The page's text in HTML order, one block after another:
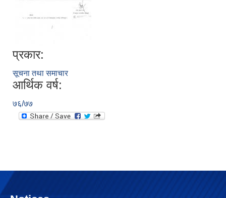
प्रकार:
सूचना तथा समाचार
आर्थिक वर्ष:
७६/७७